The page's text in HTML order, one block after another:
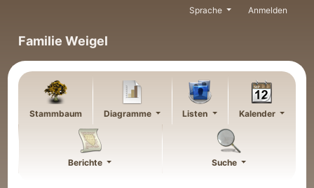
Familie Weigel
Sprache Anmelden
Stammbaum Diagramme Listen Kalender
Berichte Suche